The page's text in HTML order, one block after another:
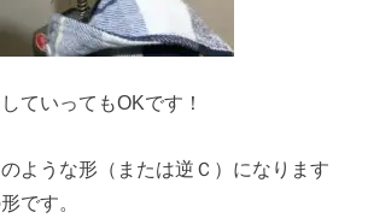
ていってもOKです！
ような形（または逆Ｃ）になります
です。